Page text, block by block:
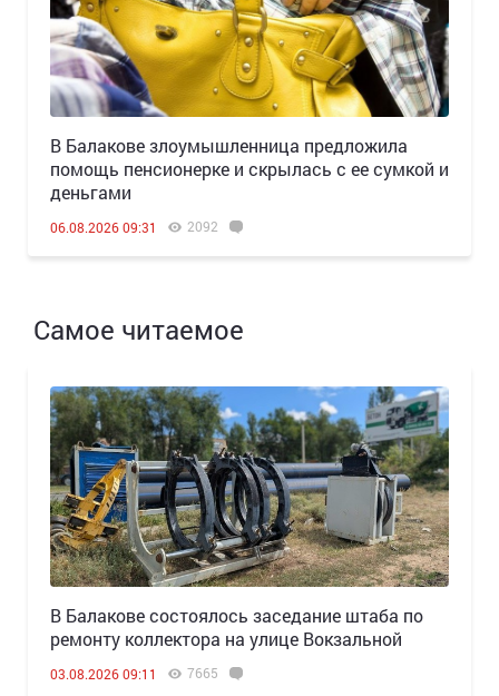
В Балакове злоумышленница предложила
помощь пенсионерке и скрылась с ее сумкой и
деньгами
06.08.2026 09:31 2092
Самое читаемое
В Балакове состоялось заседание штаба по
ремонту коллектора на улице Вокзальной
03.08.2026 09:11 7665